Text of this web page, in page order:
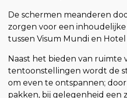
De schermen meanderen
zorgen voor een
tussen Visum Mundi en
Naast het bieden van ruimte
tentoonstellingen wordt de
om even te ontspannen;
pakken, bij gelegenheid een